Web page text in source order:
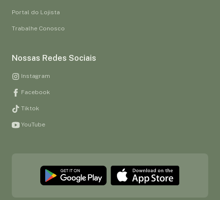
Portal do Lojista
Trabalhe Conosco
Nossas Redes Sociais
Instagram
Facebook
Tiktok
YouTube